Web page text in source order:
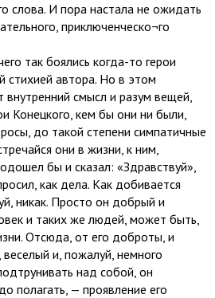
слова. И пора настала не ожидать
приключенческо¬го
так боялись когда-то герои
стихией автора. Но в этом
смысл и разум вещей,
Конецкого, кем бы они ни были,
до такой степени симпатичные
они в жизни, к ним,
бы и сказал: «Здравствуй»,
как дела. Как добивается
никак. Просто он добрый и
и таких же людей, может быть,
Отсюда, от его доброты, и
и, пожалуй, немного
над собой, он
полагать, — проявление его